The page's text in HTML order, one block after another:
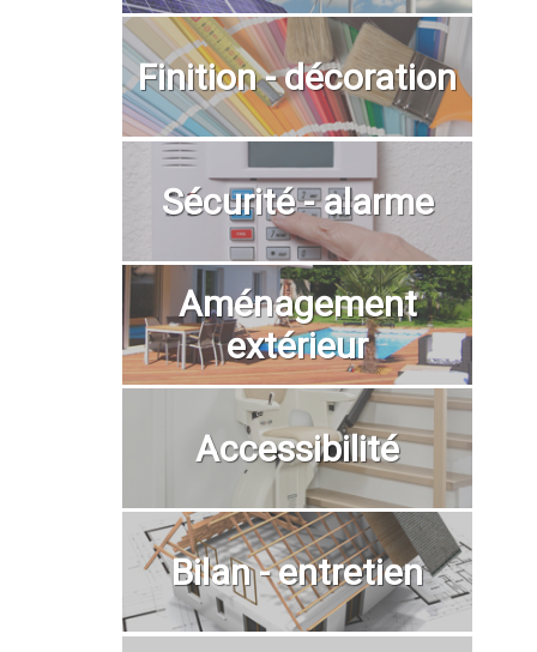
Finition - décoration
Sécurité - alarme
Aménagement
extérieur
Accessibilité
Bilan - entretien